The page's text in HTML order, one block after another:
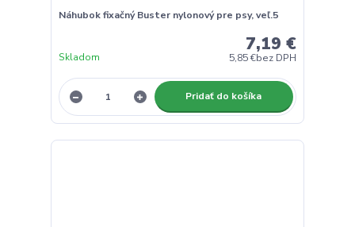
Náhubok fixačný Buster nylonový pre psy, veľ.5
7,19 €
5,85 €bez DPH
Skladom
Pridať do košíka